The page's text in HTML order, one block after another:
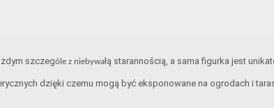
szczególe z niebywałą starannością, a sama figurka jest
dzięki czemu mogą być eksponowane na ogrodach i